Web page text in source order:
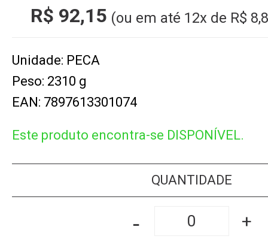
R$ 92,15 (ou em até 12x de R$
Unidade: PECA
Peso: 2310 g
EAN: 7897613301074
Este produto encontra-se DISPONÍVEL.
QUANTIDADE
- +